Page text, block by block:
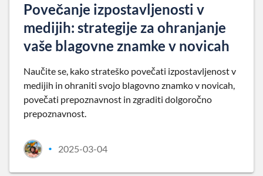
Povečanje izpostavljenosti v
medijih: strategije za ohranjanje
vaše blagovne znamke v novicah
Naučite se, kako strateško povečati izpostavljenost v
medijih in ohraniti svojo blagovno znamko v novicah,
povečati prepoznavnost in zgraditi dolgoročno
prepoznavnost.
• 2025-03-04